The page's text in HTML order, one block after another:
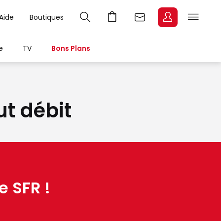
Boutiques
TV Bons Plans
débit
!